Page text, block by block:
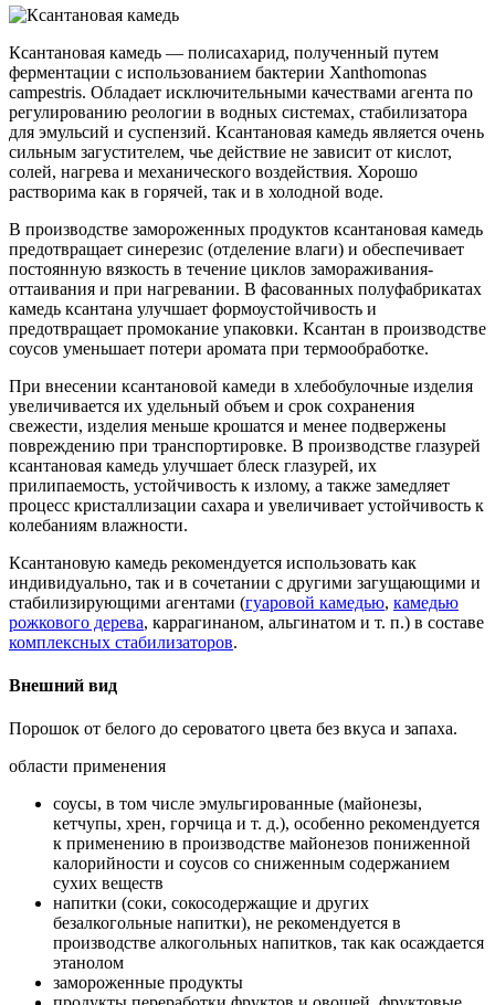
Ксантановая камедь — полисахарид, полученный путем
ферментации с использованием бактерии Xanthomonas
campestris. Обладает исключительными качествами агента по
регулированию реологии в водных системах, стабилизатора
для эмульсий и суспензий. Ксантановая камедь является очень
сильным загустителем, чье действие не зависит от кислот,
солей, нагрева и механического воздействия. Хорошо
растворима как в горячей, так и в холодной воде.
В производстве замороженных продуктов ксантановая камедь
предотвращает синерезис (отделение влаги) и обеспечивает
постоянную вязкость в течение циклов замораживания-
оттаивания и при нагревании. В фасованных полуфабрикатах
камедь ксантана улучшает формоустойчивость и
предотвращает промокание упаковки. Ксантан в производстве
соусов уменьшает потери аромата при термообработке.
При внесении ксантановой камеди в хлебобулочные изделия
увеличивается их удельный объем и срок сохранения
свежести, изделия меньше крошатся и менее подвержены
повреждению при транспортировке. В производстве глазурей
ксантановая камедь улучшает блеск глазурей, их
прилипаемость, устойчивость к излому, а также замедляет
процесс кристаллизации сахара и увеличивает устойчивость к
колебаниям влажности.
Ксантановую камедь рекомендуется использовать как
индивидуально, так и в сочетании с другими загущающими и
стабилизирующими агентами (гуаровой камедью, камедью
рожкового дерева, каррагинаном, альгинатом и т. п.) в составе
комплексных стабилизаторов.
Внешний вид
Порошок от белого до сероватого цвета без вкуса и запаха.
области применения
соусы, в том числе эмульгированные (майонезы,
кетчупы, хрен, горчица и т. д.), особенно рекомендуется
к применению в производстве майонезов пониженной
калорийности и соусов со сниженным содержанием
сухих веществ
напитки (соки, сокосодержащие и других
безалкогольные напитки), не рекомендуется в
производстве алкогольных напитков, так как осаждается
этанолом
замороженные продукты